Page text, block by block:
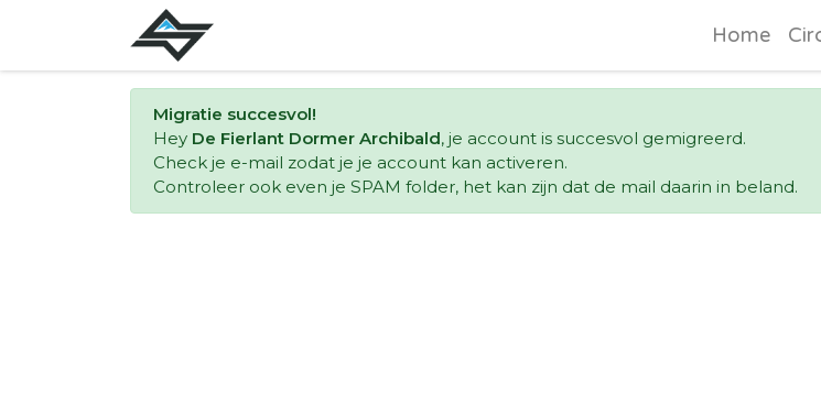
Home
Migratie succesvol!
Hey De Fierlant Dormer Archibald, je account is succesvol gemigreerd.
Check je e-mail zodat je je account kan activeren.
Controleer ook even je SPAM folder, het kan zijn dat de mail daarin in beland.